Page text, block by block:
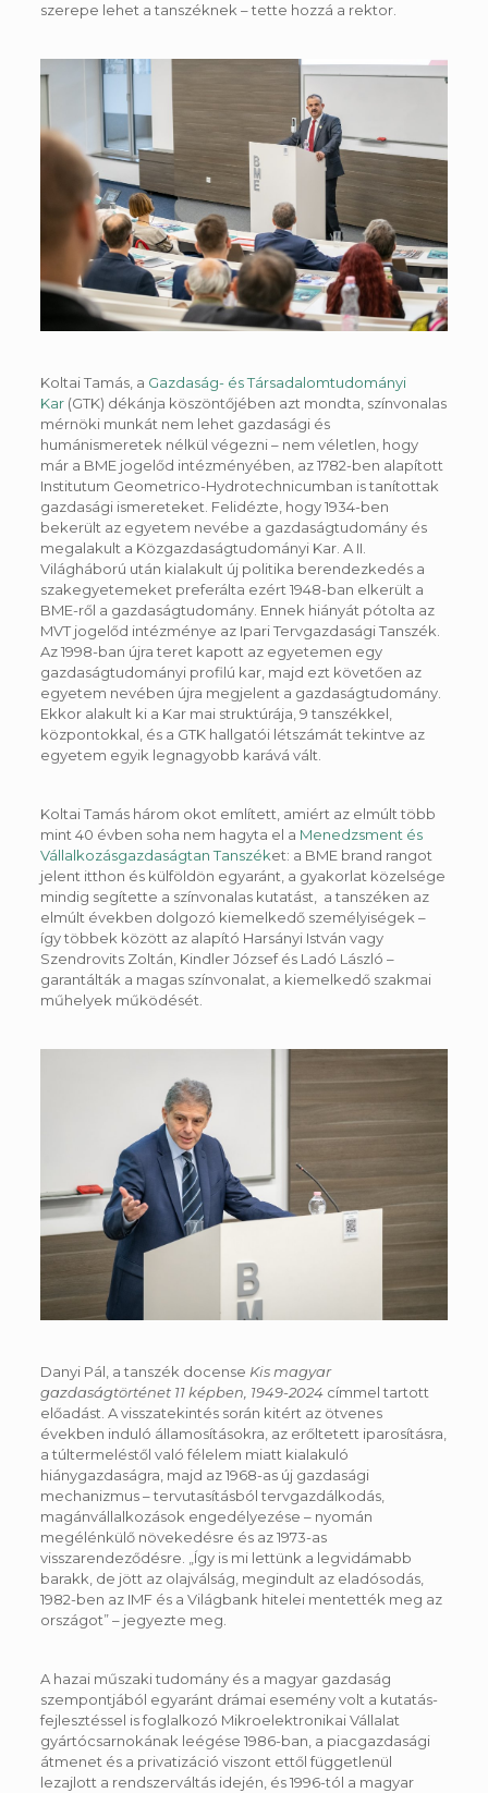
szerepe lehet a tanszéknek – tette hozzá a rektor.
Koltai Tamás, a Gazdaság- és Társadalomtudományi
Kar(GTK) dékánja köszöntőjében azt mondta, színvonalas
mérnöki munkát nem lehet gazdasági és
humánismeretek nélkül végezni – nem véletlen, hogy
már a BME jogelőd intézményében, az 1782-ben alapított
Institutum Geometrico-Hydrotechnicumban is tanítottak
gazdasági ismereteket. Felidézte, hogy 1934-ben
bekerült az egyetem nevébe a gazdaságtudomány és
megalakult a Közgazdaságtudományi Kar. A II.
Világháború után kialakult új politika berendezkedés a
szakegyetemeket preferálta ezért 1948-ban elkerült a
BME-ről a gazdaságtudomány. Ennek hiányát pótolta az
MVT jogelőd intézménye az Ipari Tervgazdasági Tanszék.
Az 1998-ban újra teret kapott az egyetemen egy
gazdaságtudományi profilú kar, majd ezt követően az
egyetem nevében újra megjelent a gazdaságtudomány.
Ekkor alakult ki a Kar mai struktúrája, 9 tanszékkel,
központokkal, és a GTK hallgatói létszámát tekintve az
egyetem egyik legnagyobb karává vált.
Koltai Tamás három okot említett, amiért az elmúlt több
mint 40 évben soha nem hagyta el a Menedzsment és
Vállalkozásgazdaságtan Tanszéket: a BME brand rangot
jelent itthon és külföldön egyaránt, a gyakorlat közelsége
mindig segítette a színvonalas kutatást, a tanszéken az
elmúlt években dolgozó kiemelkedő személyiségek –
így többek között az alapító Harsányi István vagy
Szendrovits Zoltán, Kindler József és Ladó László –
garantálták a magas színvonalat, a kiemelkedő szakmai
műhelyek működését.
Danyi Pál, a tanszék docense Kis magyar
gazdaságtörténet 11 képben, 1949-2024címmel tartott
előadást. A visszatekintés során kitért az ötvenes
években induló államosításokra, az erőltetett iparosításra,
a túltermeléstől való félelem miatt kialakuló
hiánygazdaságra, majd az 1968-as új gazdasági
mechanizmus – tervutasításból tervgazdálkodás,
magánvállalkozások engedélyezése – nyomán
megélénkülő növekedésre és az 1973-as
visszarendeződésre. „Így is mi lettünk a legvidámabb
barakk, de jött az olajválság, megindult az eladósodás,
1982-ben az IMF és a Világbank hitelei mentették meg az
országot” – jegyezte meg.
A hazai műszaki tudomány és a magyar gazdaság
szempontjából egyaránt drámai esemény volt a kutatás-
fejlesztéssel is foglalkozó Mikroelektronikai Vállalat
gyártócsarnokának leégése 1986-ban, a piacgazdasági
átmenet és a privatizáció viszont ettől függetlenül
lezajlott a rendszerváltás idején, és 1996-tól a magyar